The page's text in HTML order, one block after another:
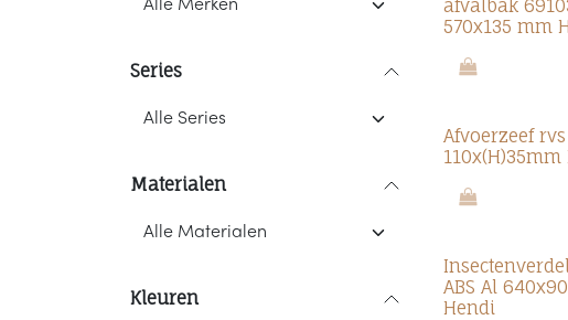
Series
Materialen
Kleuren
afvalbak
570x135 mm
Afvoerzeef rvs
ABS Al
Hendi